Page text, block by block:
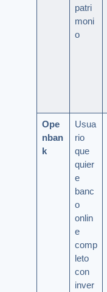
patri
moni
o
Ope
nban
k
Usua
rio
que
quier
e
banc
o
onlin
e
comp
leto
con
inver